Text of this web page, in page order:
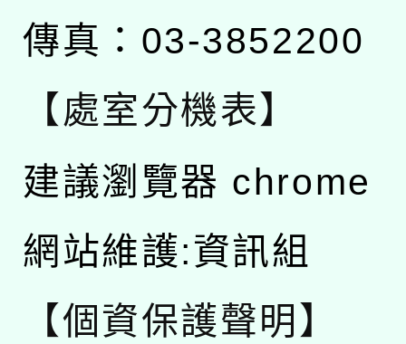
傳真：03-3852200
【處室分機表】
建議瀏覽器 chrome
網站維護:資訊組
【個資保護聲明】